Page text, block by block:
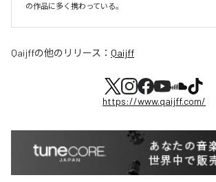
の作品に多く携わっている。
Qaijffの他のリリース： Qaijff
https://www.qaijff.com/